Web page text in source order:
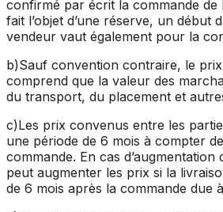
confirmé par écrit la commande de
fait l’objet d’une réserve, un début
vendeur vaut également pour la
b)Sauf convention contraire, le
comprend que la valeur des
du transport, du placement et
c)Les prix convenus entre les
une période de 6 mois à compter
commande. En cas
peut augmenter les prix si la
de 6 mois après la commande due